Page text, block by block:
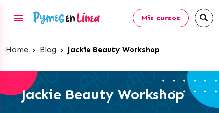
Mis cursos
Home › Blog › Jackie Beauty Workshop
Jackie Beauty Workshop